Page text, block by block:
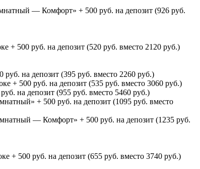
— Комфорт» + 500 руб. на депозит (926 руб.
+ 500 руб. на депозит (520 руб. вместо 2120 руб.)
на депозит (395 руб. вместо 2260 руб.)
+ 500 руб. на депозит (535 руб. вместо 3060 руб.)
на депозит (955 руб. вместо 5460 руб.)
+ 500 руб. на депозит (1095 руб. вместо
— Комфорт» + 500 руб. на депозит (1235 руб.
+ 500 руб. на депозит (655 руб. вместо 3740 руб.)